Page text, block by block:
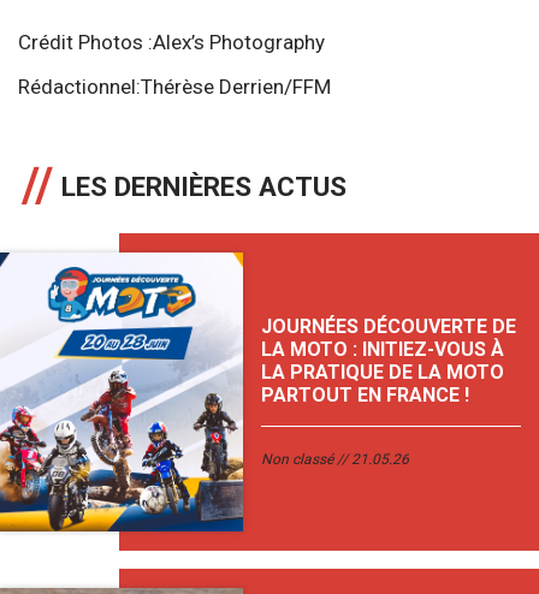
Crédit Photos :Alex’s Photography
Rédactionnel:Thérèse Derrien/FFM
LES DERNIÈRES ACTUS
JOURNÉES DÉCOUVERTE DE
LA MOTO : INITIEZ-VOUS À
LA PRATIQUE DE LA MOTO
PARTOUT EN FRANCE !
Non classé 21.05.26